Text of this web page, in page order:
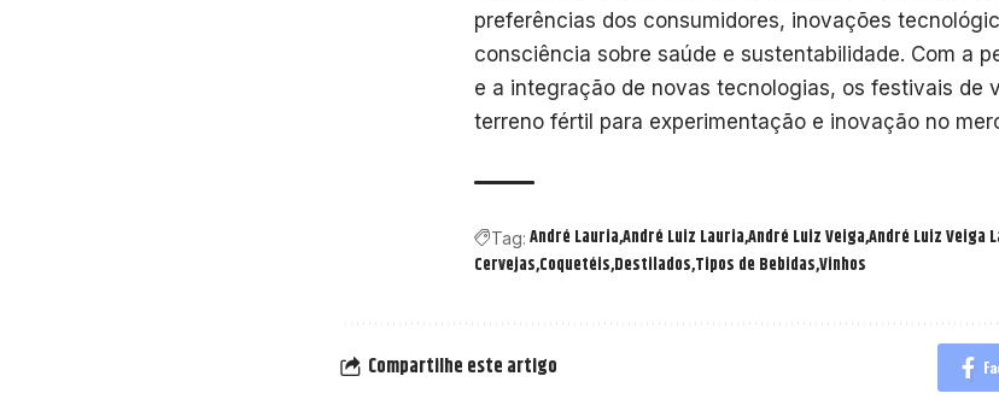
preferências dos consumidores, inovações
consciência sobre saúde e sustentabilidade. Com a
e a integração de novas tecnologias, os festivais de
terreno fértil para experimentação e inovação no
Tag: André LauriaAndré Luiz LauriaAndré Luiz VeigaAndré Luiz Veiga
Cervejas Coquetéis Destilados Tipos de BebidasVinhos
Compartilhe este artigo